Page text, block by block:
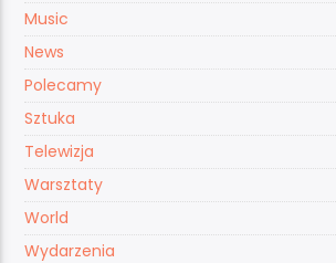
Music
News
Polecamy
Sztuka
Telewizja
Warsztaty
World
Wydarzenia